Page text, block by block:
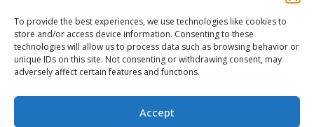
To provide the best experiences, we use technologies like cookies to
store and/or access device information. Consenting to these
technologies will allow us to process data such as browsing behavior or
unique IDs on this site. Not consenting or withdrawing consent, may
adversely affect certain features and functions.
Accept
Nakšņošana
Vietas maltītei
Apskates objekti